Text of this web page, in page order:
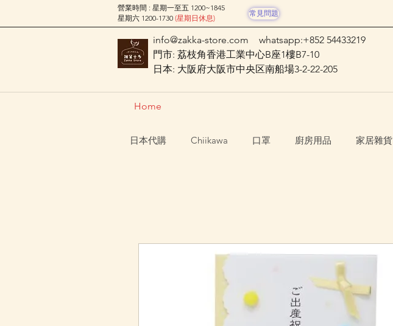
營業時間 : 星期一至五 1200~1845
星期六 1200-1730 (星期日休息)
常見問題
info@zakka-store.com
whatsapp:+852 54433219
門市: 荔枝角香港工業中心B座1樓B7-10
日本: 大阪府大阪市中央区南船場3-2-22-205
Home
日本代購 Chiikawa 口罩 廚房用品 家居雜貨